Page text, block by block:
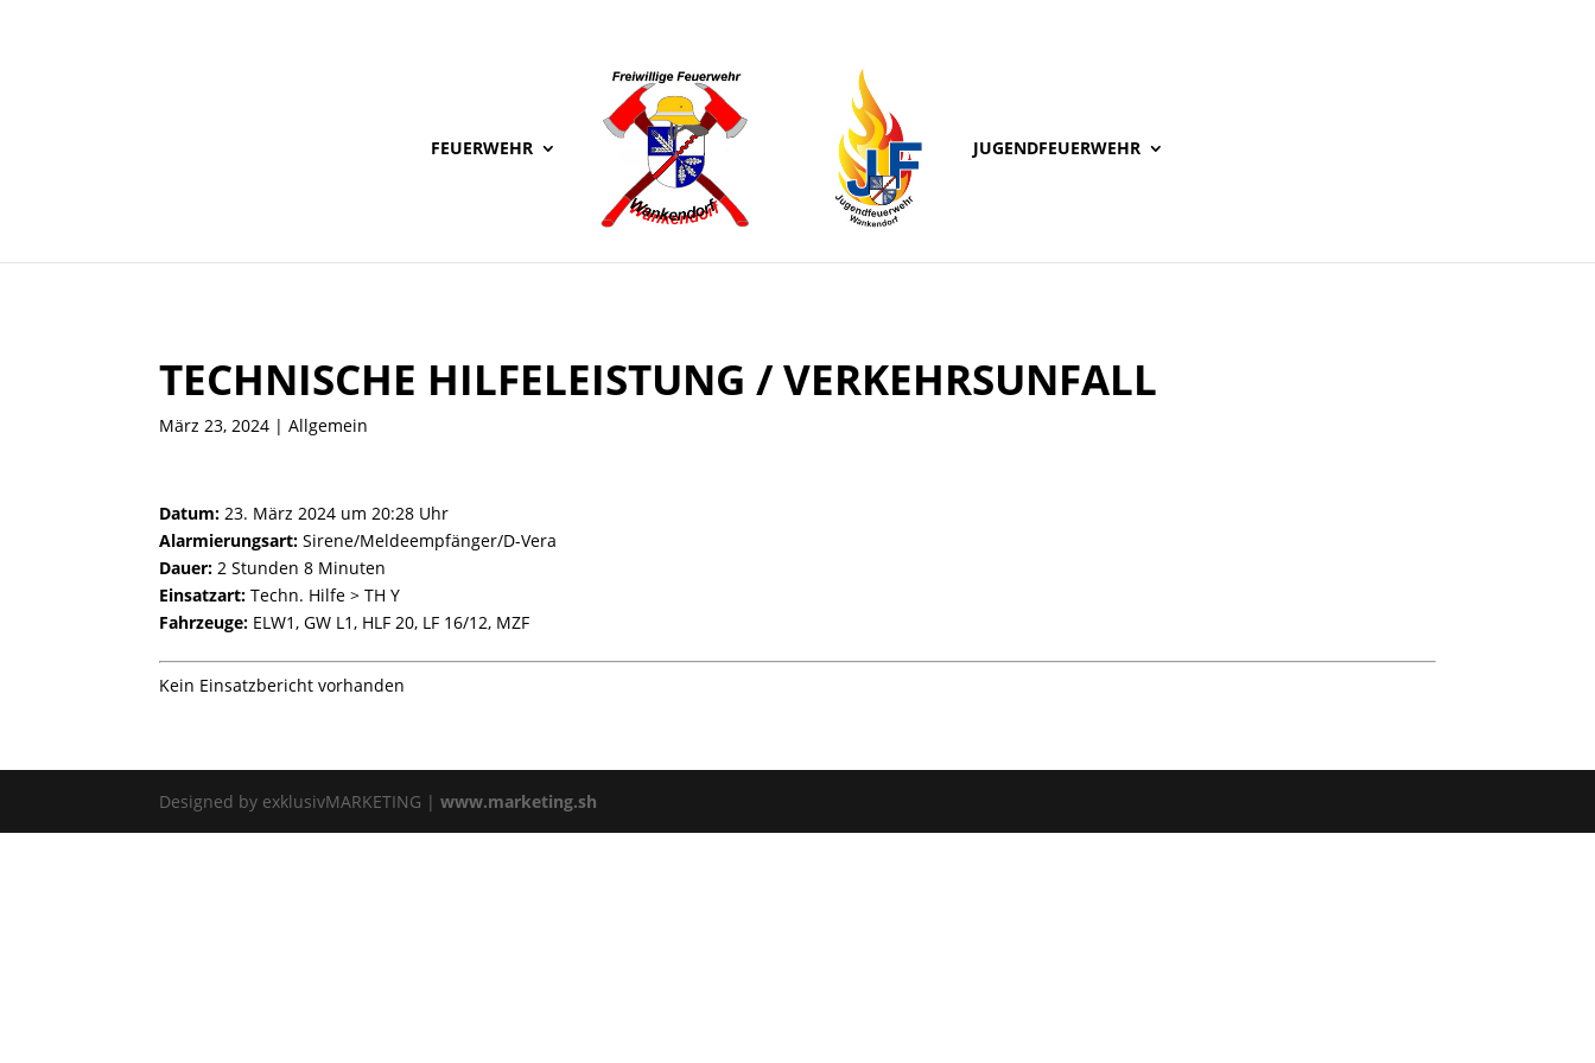
FEUERWEHR JUGENDFEUERWEHR
TECHNISCHE HILFELEISTUNG / VERKEHRSUNFALL
März 23, 2024 | Allgemein
Datum: 23. März 2024 um 20:28 Uhr
Alarmierungsart: Sirene/Meldeempfänger/D-Vera
Dauer: 2 Stunden 8 Minuten
Einsatzart: Techn. Hilfe > TH Y
Fahrzeuge: ELW1, GW L1, HLF 20, LF 16/12, MZF
Kein Einsatzbericht vorhanden
Designed by exklusivMARKETING |www.marketing.sh